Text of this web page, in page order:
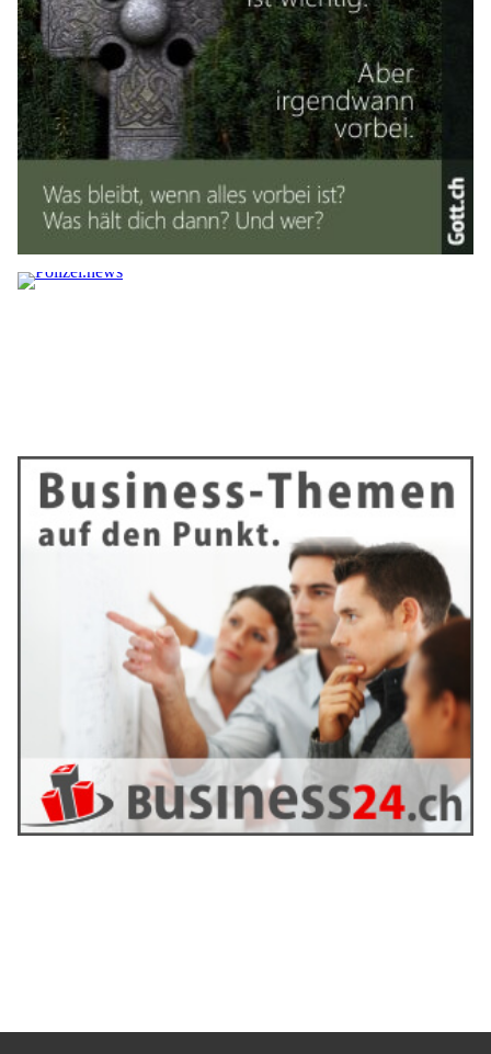
Weiterlesen
Zero-Click-SEO: Sichtbarkeit ohne Klicks
strategisch nutzen
29.01.26 VON BELMEDIA REDAKTION
Die Art, wie Inhalte gefunden und genutzt werden, hat sich
verändert. Suchmaschinen liefern Antworten immer häufiger
direkt in den Suchergebnissen – etwa als Featured Snippet,
Knowledge Panel oder KI-generierte Zusammenfassung. Für
User ist das bequem. Für Content-Verantwortliche stellt sich
Evergreen-Content: Inhalte, die dauerhaft Traffic
BELMEDIA REDAKTION
Im Content-Marketing gibt es nur wenige Inhalte, die
wirklich nachhaltig wirken. Während Trendthemen und
News zwar kurzfristige Peaks erzielen, sind sie meist nach
wenigen Tagen wieder verschwunden. Evergreen-Content
hingegen bleibt über Monate oder sogar Jahre hinweg
relevant. Er beantwortet zeitlose Fragen, löst
wiederkehrende Probleme und stärkt die Autorität einer
Marke langfristig. Vor allem weil Google, ChatGPT und
andere KI-Agents immer stärker informationsgetrieben
arbeiten, gewinnt Evergreen-Content zunehmend an